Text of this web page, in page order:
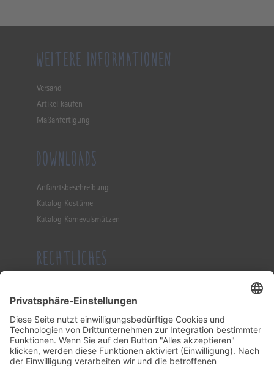
WEITERE INFORMATIONEN
Versand
Artikel kaufen
Maßanfertigung
DOWNLOADS
Anfahrtsbeschreibung
Katalog Kostüme
Katalog Karnevalsmützen
RECHTLICHES
Datenschutzerklärung
Allgemeine Geschäftsbedingung
KONTAKT